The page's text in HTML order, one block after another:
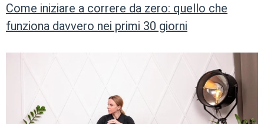
Come iniziare a correre da zero: quello che
funziona davvero nei primi 30 giorni